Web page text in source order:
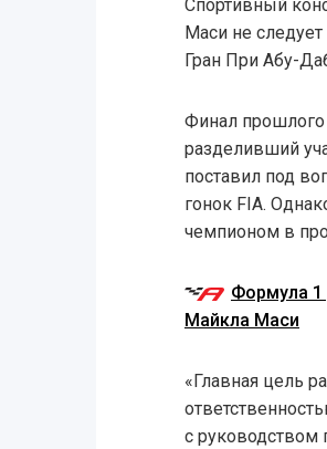
Спортивный
Маси не следует
Гран При Абу-
Финал
разделивший
поставил под
гонок FIA.
чемпионом в
Формула 1
Майкла Маси
«Главная цель
с руководством